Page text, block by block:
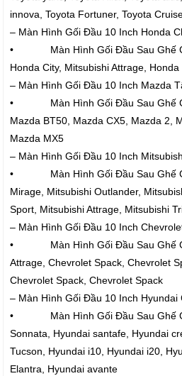
innova, Toyota Fortuner, Toyota
– Màn Hình Gối Đầu 10 Inch Honda
• Màn Hình Gối Đầu Sau Ghế
Honda City, Mitsubishi Attrage,
– Màn Hình Gối Đầu 10 Inch Mazda
• Màn Hình Gối Đầu Sau Ghế
Mazda BT50, Mazda CX5, Mazda 2,
Mazda MX5
– Màn Hình Gối Đầu 10 Inch
• Màn Hình Gối Đầu Sau Ghế
Mirage, Mitsubishi Outlander,
Sport, Mitsubishi Attrage, Mitsubishi
– Màn Hình Gối Đầu 10 Inch
• Màn Hình Gối Đầu Sau Ghế
Attrage, Chevrolet Spack, Chevrolet
Chevrolet Spack, Chevrolet Spack
– Màn Hình Gối Đầu 10 Inch Hyundai
• Màn Hình Gối Đầu Sau Ghế
Sonnata, Hyundai santafe, Hyundai
Tucson, Hyundai i10, Hyundai i20,
Elantra, Hyundai avante